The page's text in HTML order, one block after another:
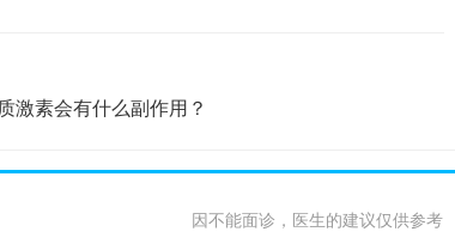
激素会有什么副作用？
因不能面诊，医生的建议仅供参考